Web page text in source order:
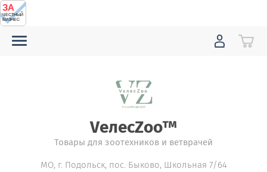
ЗА
ЧЕСТНЫЙ
БИЗНЕС
VелесZоо™
Товары для зоотехников и ветврачей
МО, г. Подольск, пос. Быково, Школьная 7/64